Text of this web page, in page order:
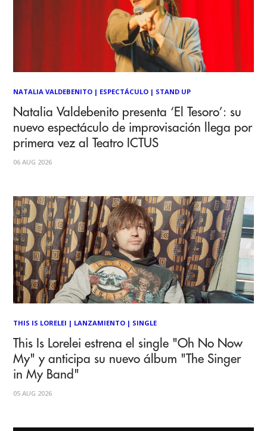
NATALIA VALDEBENITO | ESPECTÁCULO | STAND UP
Natalia Valdebenito presenta ‘El Tesoro’: su
nuevo espectáculo de improvisación llega por
primera vez al Teatro ICTUS
06 AUG 2026
THIS IS LORELEI | LANZAMIENTO | SINGLE
This Is Lorelei estrena el single "Oh No Now
My" y anticipa su nuevo álbum "The Singer
in My Band"
05 AUG 2026